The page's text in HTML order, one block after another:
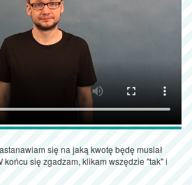
się na jaką kwotę będę musiał
końcu się zgadzam, klikam wszędzie "tak" i